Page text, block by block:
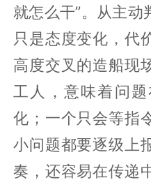
就怎么干”。从主
只是态度变化，代
高度交叉的造船现
工人，意味着问
化；一个只会等指
小问题都要逐级上
奏，还容易在传递